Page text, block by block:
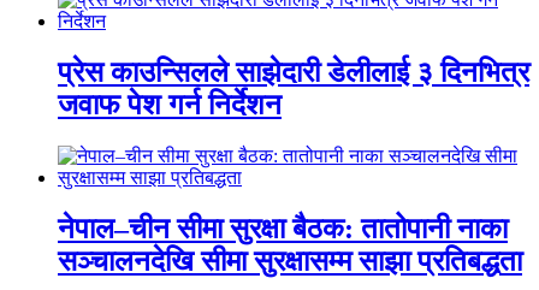
प्रेस काउन्सिलले साझेदारी डेलीलाई ३ दिनभित्र
जवाफ पेश गर्न निर्देशन
नेपाल–चीन सीमा सुरक्षा बैठक: तातोपानी नाका
सञ्चालनदेखि सीमा सुरक्षासम्म साझा प्रतिबद्धता